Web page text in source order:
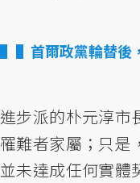
▌首爾政黨輪替後
進步派的朴元淳市
罹難者家屬；只是
並未達成任何實體